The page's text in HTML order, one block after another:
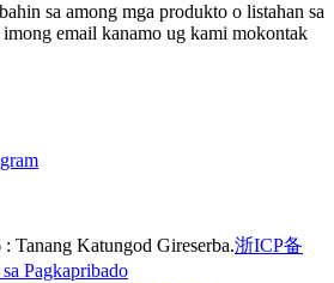
sa among mga produkto o listahan sa
email kanamo ug kami mokontak
Tanang Katungod Gireserba.浙ICP备
Pagkapribado